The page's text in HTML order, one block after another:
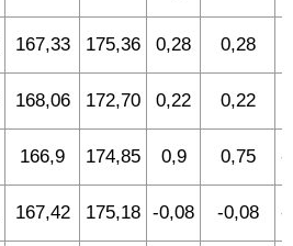
167,33 175,36 0,28 0,28
168,06 172,70 0,22 0,22
166,9 174,85 0,9 0,75 -
167,42 175,18 -0,08 -0,08 -